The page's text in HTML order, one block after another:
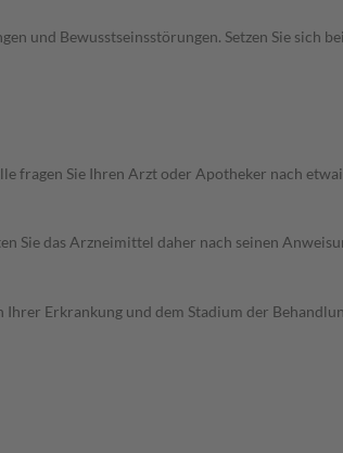
und Bewusstseinsstörungen. Setzen Sie sich
fragen Sie Ihren Arzt oder Apotheker nach
Sie das Arzneimittel daher nach seinen
Erkrankung und dem Stadium der